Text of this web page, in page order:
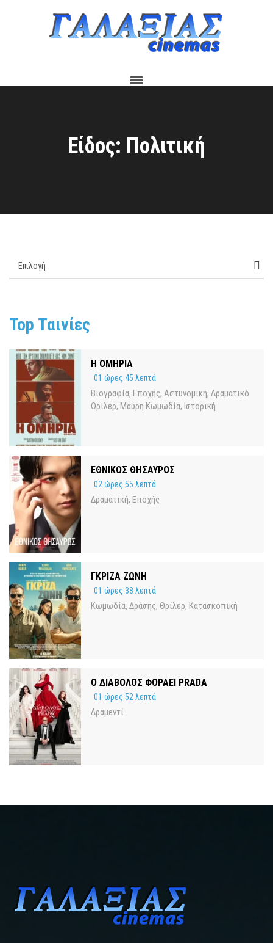
Είδος: Πολιτική
Top Ταινίες
Η ΟΜΗΡΙΑ
01 ώρες 45 λεπτά
Βιογραφία, Εποχής, Αστυνομική, Δραματικό
Θριλερ, Μαύρη Κωμωδία, Ιστορική
ΕΘΝΙΚΟΣ ΘΗΣΑΥΡΟΣ
02 ώρες 55 λεπτά
Δραματική, Εποχής
ΓΚΡΙΖΑ ΖΩΝΗ
01 ώρες 38 λεπτά
Κωμωδία, Δράσης, Θρίλερ, Κατασκοπική
Ο ΔΙΑΒΟΛΟΣ ΦΟΡΑΕΙ PRADA
01 ώρες 52 λεπτά
Δραμεντί